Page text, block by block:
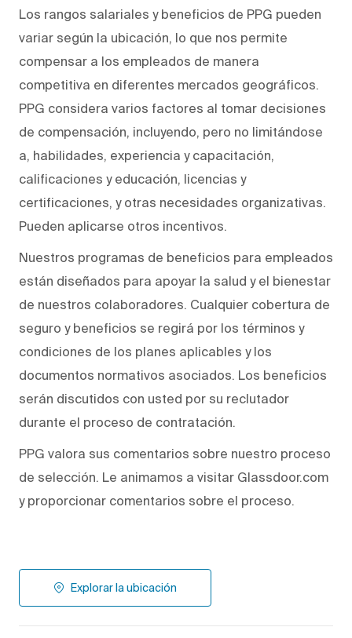
Los rangos salariales y beneficios de PPG pueden
variar según la ubicación, lo que nos permite
compensar a los empleados de manera
competitiva en diferentes mercados geográficos.
PPG considera varios factores al tomar decisiones
de compensación, incluyendo, pero no limitándose
a, habilidades, experiencia y capacitación,
calificaciones y educación, licencias y
certificaciones, y otras necesidades organizativas.
Pueden aplicarse otros incentivos.
Nuestros programas de beneficios para empleados
están diseñados para apoyar la salud y el bienestar
de nuestros colaboradores. Cualquier cobertura de
seguro y beneficios se regirá por los términos y
condiciones de los planes aplicables y los
documentos normativos asociados. Los beneficios
serán discutidos con usted por su reclutador
durante el proceso de contratación.
PPG valora sus comentarios sobre nuestro proceso
de selección. Le animamos a visitar Glassdoor.com
y proporcionar comentarios sobre el proceso.
Explorar la ubicación